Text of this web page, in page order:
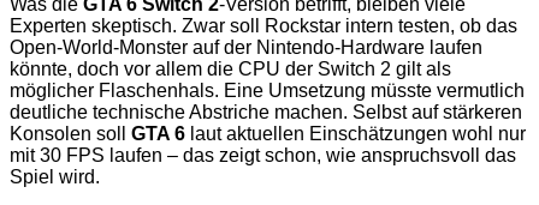
Experten skeptisch. Zwar soll Rockstar intern testen, ob das
Open-World-Monster auf der Nintendo-Hardware laufen
könnte, doch vor allem die CPU der Switch 2 gilt als
möglicher Flaschenhals. Eine Umsetzung müsste vermutlich
deutliche technische Abstriche machen. Selbst auf stärkeren
Konsolen soll GTA 6 laut aktuellen Einschätzungen wohl nur
mit 30 FPS laufen – das zeigt schon, wie anspruchsvoll das
Spiel wird.